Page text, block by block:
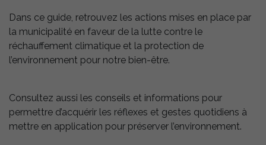
Dans ce guide, retrouvez les actions mises en place par
la municipalité en faveur de la lutte contre le
réchauffement climatique et la protection de
l’environnement pour notre bien-être.
Consultez aussi les conseils et informations pour
permettre d’acquérir les réflexes et gestes quotidiens à
mettre en application pour préserver l’environnement.